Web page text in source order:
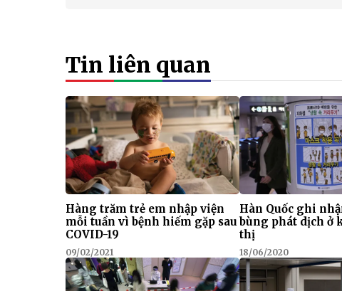
Tin liên quan
Hàng trăm trẻ em nhập viện
mỗi tuần vì bệnh hiếm gặp sau
COVID-19
09/02/2021
Hàn Quốc ghi
bùng phát dịch ở
thị
18/06/2020